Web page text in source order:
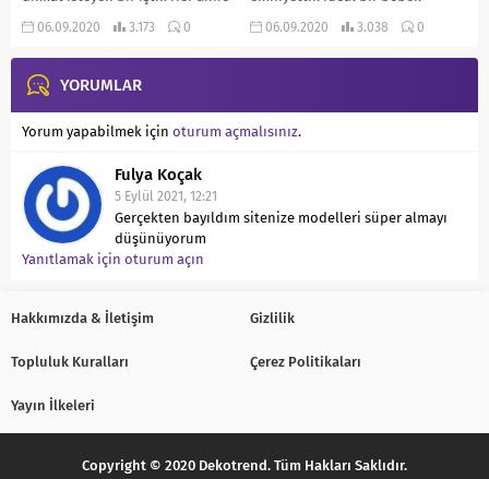
ve baba bebekleri için en güzel...
06.09.2020 3.173 0
odasının 12-15 metrekare
06.09.2020 3.038 0
YORUMLAR
Yorum yapabilmek için oturum açmalısınız.
Fulya Koçak
5 Eylül 2021, 12:21
Gerçekten bayıldım sitenize modelleri süper almayı
düşünüyorum
Yanıtlamak için oturum açın
Hakkımızda & İletişim Gizlilik
Topluluk Kuralları Çerez Politikaları
Yayın İlkeleri
Copyright © 2020 Dekotrend. Tüm Hakları Saklıdır.